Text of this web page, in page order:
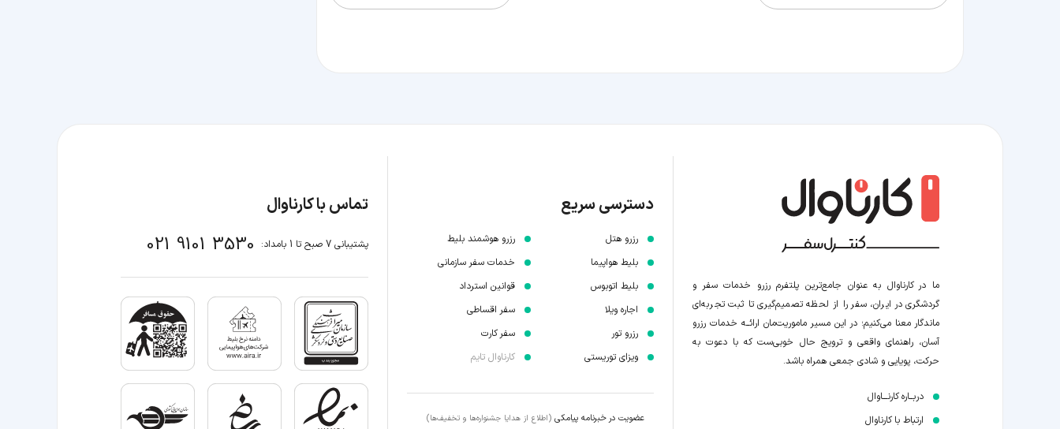
ما در کارناوال به عنوان جامع‌ترین پلتفرم رزرو خدمات سفر و
گردشگری در ایران، سفر را از لحظه‌ تصمیم‌گیری تا ثبت تجربه‌ای
ماندگار معنا می‌کنیم؛ در این مسیر‍ ماموریت‌مان اراﺋــﻪ خدمات رزرو
آسان، راهنمای واقعی و ترویج حال خوبی‌ست که با دعوت به
حرکت، پویایی و شادی جمعی همراه باشد.
دربــاره کارنـــاوال
ارتباط با کارناوال
دسترسی سریع
رزرو هتل
بلیط هواپیما
بلیط اتوبوس
اجاره ویلا
رزرو تور
ویزای توریستی
رزرو هوشمند بلیط
خدمات سفر سازمانی
قوانین استرداد
سفر اقساطی
سفر کارت
کارناوال تایم
عضویت در خبرنامه پیامکی (اطلاع از هدایا جشنواره‌ها و تخفیف‌ها)
تماس با کارناوال
پشتیبانی 7 صبح تا 1 بامداد: 021 9101 3530